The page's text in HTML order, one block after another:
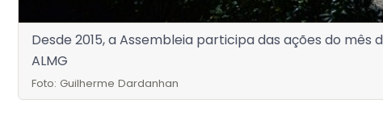
Desde 2015, a Assembleia participa das ações do
ALMG
Foto: Guilherme Dardanhan